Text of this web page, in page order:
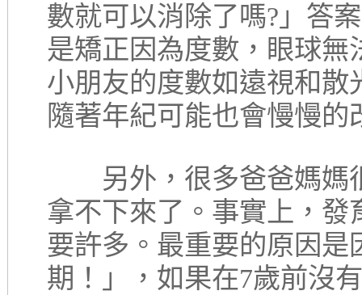
數就可以消除了嗎?」答
是矯正因為度數，眼球
小朋友的度數如遠視和
隨著年紀可能也會慢慢的
另外，很多爸爸媽媽
拿不下來了。事實上，
要許多。最重要的原因
期！」，如果在7歲前沒